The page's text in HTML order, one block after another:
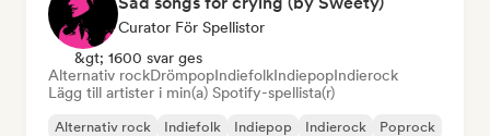
Curator För Spellistor
&gt; 1600 svar ges
Alternativ rockDrömpopIndiefolkIndiepopIndierock
Lägg till artister i min(a) Spotify-spellista(r)
Alternativ rock Indiefolk Indiepop Indierock Poprock